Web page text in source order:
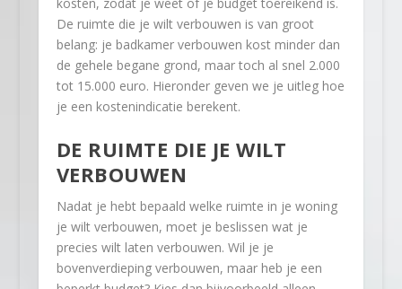
De ruimte die je wilt verbouwen is van groot
belang: je badkamer verbouwen kost minder dan
de gehele begane grond, maar toch al snel 2.000
tot 15.000 euro. Hieronder geven we je uitleg hoe
je een kostenindicatie berekent.
DE RUIMTE DIE JE WILT
VERBOUWEN
Nadat je hebt bepaald welke ruimte in je woning
je wilt verbouwen, moet je beslissen wat je
precies wilt laten verbouwen. Wil je je
bovenverdieping verbouwen, maar heb je een